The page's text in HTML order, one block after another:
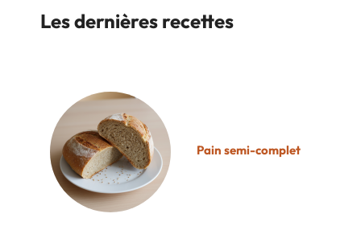
Les dernières recettes
Pain semi-complet